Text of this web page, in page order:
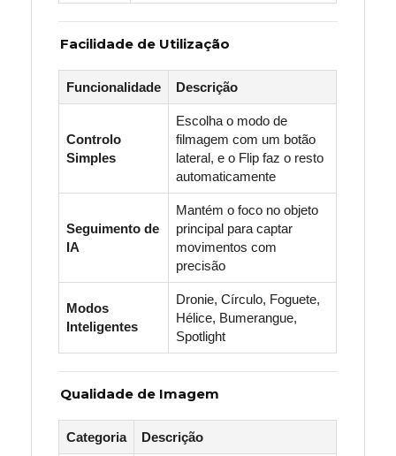
Facilidade de Utilização
Funcionalidade Descrição
Controlo
Simples
Escolha o modo de
filmagem com um botão
lateral, e o Flip faz o resto
automaticamente
Seguimento de
IA
Mantém o foco no objeto
principal para captar
movimentos com
precisão
Modos
Inteligentes
Dronie, Círculo, Foguete,
Hélice, Bumerangue,
Spotlight
Qualidade de Imagem
Categoria Descrição